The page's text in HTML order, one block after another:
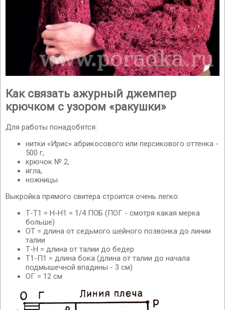
Как связать ажурный джемпер
крючком с узором «ракушки»
Для работы понадобятся:
нитки «Ирис» абрикосового или персикового оттенка -
500 г,
крючок № 2,
игла,
ножницы.
Выкройка прямого свитера строится очень легко:
Т-Т1 = Н-Н1 = 1/4 ПОБ (ПОГ - смотря какая мерка
больше)
ОТ = длина от седьмого шейного позвонка до линии
талии
Т-Н = длина от талии до бедер
Т1-П1 = длина бока (длина от талии до начала
подмышечной впадины - 3 см)
ОГ = 12 см